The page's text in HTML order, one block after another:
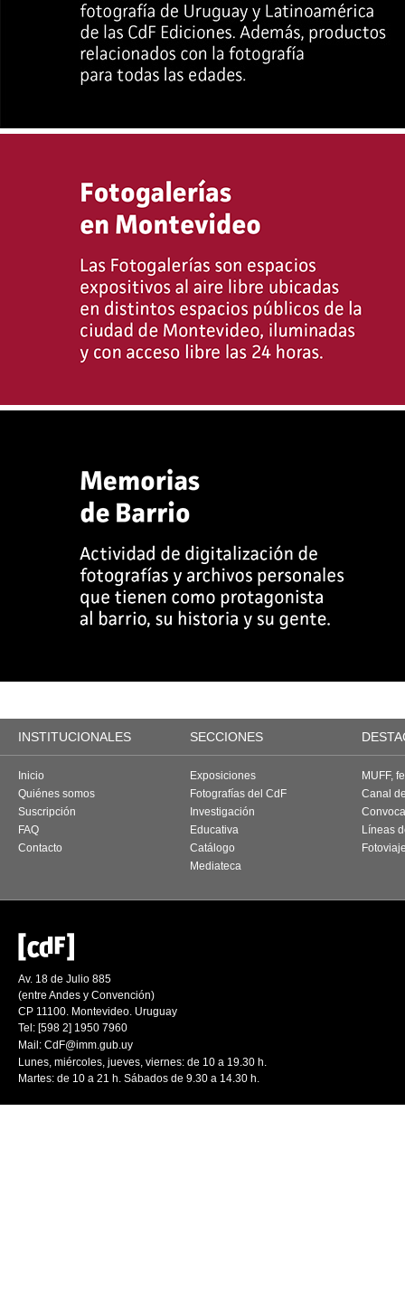
INSTITUCIONALES SECCIONES
Inicio
Quiénes somos
Suscripción
FAQ
Contacto
Exposiciones
Fotografías del CdF
Investigación
Educativa
Catálogo
Mediateca
MUFF,
Canal
Líneas
Av. 18 de Julio 885
(entre Andes y Convención)
CP 11100. Montevideo. Uruguay
Tel: [598 2] 1950 7960
Mail: CdF@imm.gub.uy
Lunes, miércoles, jueves, viernes: de 10 a 19.30 h.
Martes: de 10 a 21 h. Sábados de 9.30 a 14.30 h.